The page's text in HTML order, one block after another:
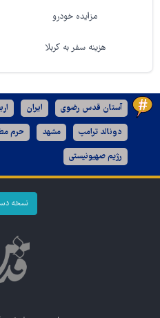
مزایده خودرو
هزینه سفر به کربلا
آستان قدس رضوی ایران
دونالد ترامپ مشهد حرم
رژیم صهیونیستی
نسخه